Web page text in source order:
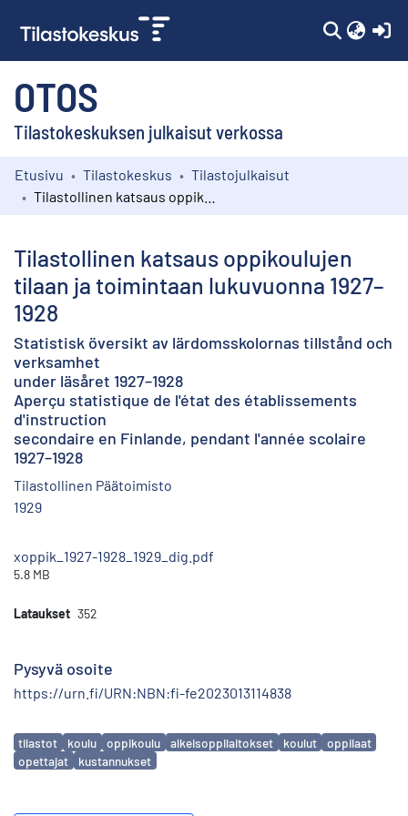
OTOS
Tilastokeskuksen julkaisut verkossa
Kokoelmat
Etusivu Tilastokeskus
Tilastojulkaisut
Tilastollinen katsaus oppikoulujen
tilaan ja toimintaan lukuvuonna 1927–
1928
Statistisk översikt av lärdomsskolornas tillstånd och
verksamhet
under läsåret 1927–1928
Aperçu statistique de l'état des établissements
d'instruction
secondaire en Finlande, pendant l'année scolaire
1927–1928
Tilastollinen Päätoimisto
1929
xoppik_1927-1928_1929_dig.pdf
5.8 MB
Lataukset 352
Pysyvä osoite
https://urn.fi/URN:NBN:fi-fe2023013114838
Avainsanat
tilastot koulu oppikoulu alkeisoppilaitokset koulut
oppilaat
opettajat
kustannukset